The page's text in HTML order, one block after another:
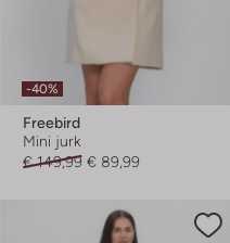
-40%
Freebird
Mini jurk
€ 149,99 € 89,99